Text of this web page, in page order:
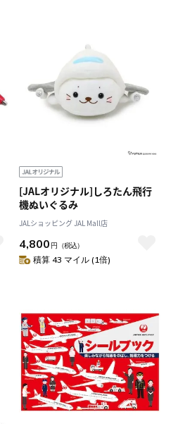
[JALオリジナル]しろたん飛行
機ぬいぐるみ
JALショッピング JAL Mall店
4,800 円 （税込）
積算 43 マイル (1倍)